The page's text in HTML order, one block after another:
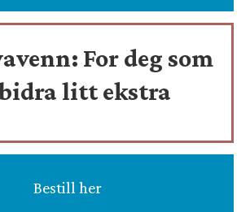
For deg som
litt ekstra
Bestill her